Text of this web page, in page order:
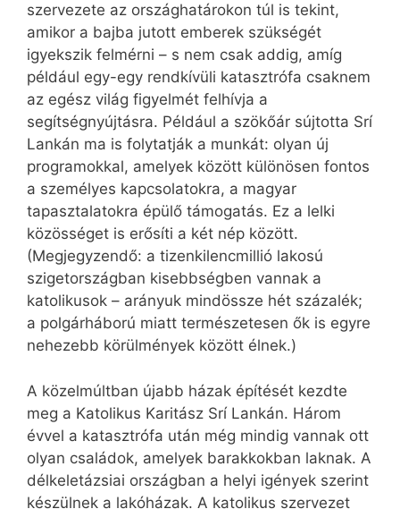
szervezete az országhatárokon túl is tekint,
amikor a bajba jutott emberek szükségét
igyekszik felmérni – s nem csak addig, amíg
például egy-egy rendkívüli katasztrófa csaknem
az egész világ figyelmét felhívja a
segítségnyújtásra. Például a szökőár sújtotta Srí
Lankán ma is folytatják a munkát: olyan új
programokkal, amelyek között különösen fontos
a személyes kapcsolatokra, a magyar
tapasztalatokra épülő támogatás. Ez a lelki
közösséget is erősíti a két nép között.
(Megjegyzendő: a tizenkilencmillió lakosú
szigetországban kisebbségben vannak a
katolikusok – arányuk mindössze hét százalék;
a polgárháború miatt természetesen ők is egyre
nehezebb körülmények között élnek.)
A közelmúltban újabb házak építését kezdte
meg a Katolikus Karitász Srí Lankán. Három
évvel a katasztrófa után még mindig vannak ott
olyan családok, amelyek barakkokban laknak. A
délkeletázsiai országban a helyi igények szerint
készülnek a lakóházak. A katolikus szervezet